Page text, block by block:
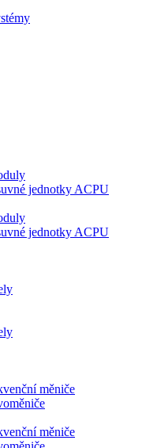
jednotky ACPU
jednotky ACPU
měniče
měniče